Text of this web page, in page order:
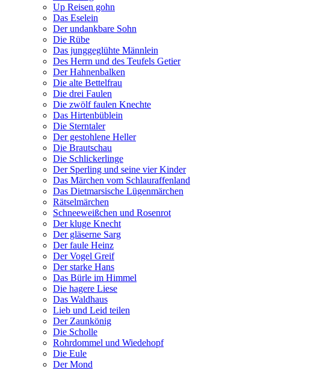
Up Reisen gohn
Das Eselein
Der undankbare Sohn
Die Rübe
Das junggeglühte Männlein
Des Herrn und des Teufels Getier
Der Hahnenbalken
Die alte Bettelfrau
Die drei Faulen
Die zwölf faulen Knechte
Das Hirtenbüblein
Die Sterntaler
Der gestohlene Heller
Die Brautschau
Die Schlickerlinge
Der Sperling und seine vier Kinder
Das Märchen vom Schlauraffenland
Das Dietmarsische Lügenmärchen
Rätselmärchen
Schneeweißchen und Rosenrot
Der kluge Knecht
Der gläserne Sarg
Der faule Heinz
Der Vogel Greif
Der starke Hans
Das Bürle im Himmel
Die hagere Liese
Das Waldhaus
Lieb und Leid teilen
Der Zaunkönig
Die Scholle
Rohrdommel und Wiedehopf
Die Eule
Der Mond